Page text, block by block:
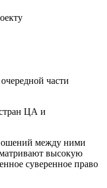
части
ЦА и
между ними
высокую
суверенное право